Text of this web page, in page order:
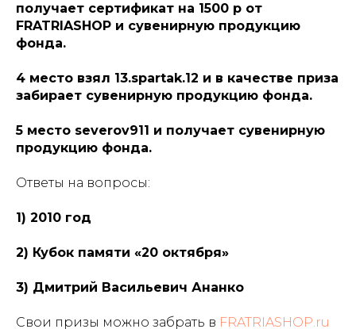
получает сертификат на 1500 р от
FRATRIASHOP и сувенирную продукцию
фонда.
4 место взял 13.spartak.12 и в качестве приза
забирает сувенирную продукцию фонда.
5 место severov911 и получает сувенирную
продукцию фонда.
Ответы на вопросы:
1) 2010 год
2) Кубок памяти «20 октября»
3) Дмитрий Васильевич Ананко
Свои призы можно забрать в FRATRIASHOP.ru